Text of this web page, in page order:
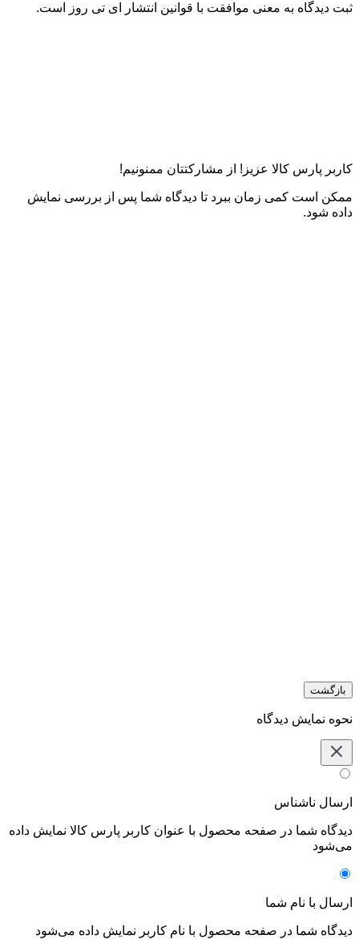
ثبت دیدگاه به معنی موافقت با قوانین انتشار ای تی روز است.
کاربر پارس کالا عزیز! از مشارکتتان ممنونیم!
ممکن است کمی زمان ببرد تا دیدگاه شما پس از بررسی نمایش
داده شود.
بازگشت
نحوه نمایش دیدگاه‌
ارسال ناشناس
دیدگاه شما در صفحه محصول با عنوان کاربر پارس کالا نمایش داده
می‌شود
ارسال با نام شما
دیدگاه شما در صفحه محصول با نام کاربر نمایش داده می‌شود